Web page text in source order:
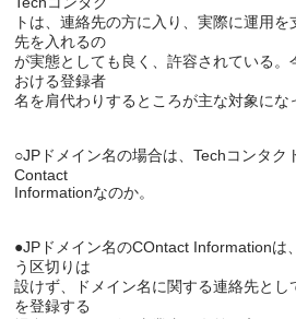
トは、連絡先の方に入り、実際に運用
先を入れるの
が実態としても良く、許容されている。
おける登録者
○JPドメイン名の場合は、Techコンタク
Contact
●JPドメイン名のCOntact Informationは
う区切りは
設けず、ドメイン名に関する連絡先とし
を登録する